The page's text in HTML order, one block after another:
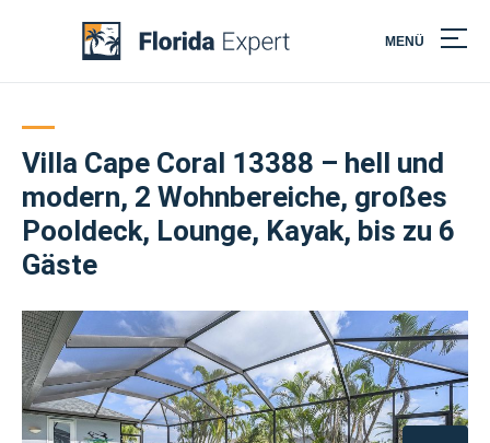
MENÜ
Skip
content
Villa Cape Coral 13388 – hell und
modern, 2 Wohnbereiche, großes
Pooldeck, Lounge, Kayak, bis zu 6
Gäste